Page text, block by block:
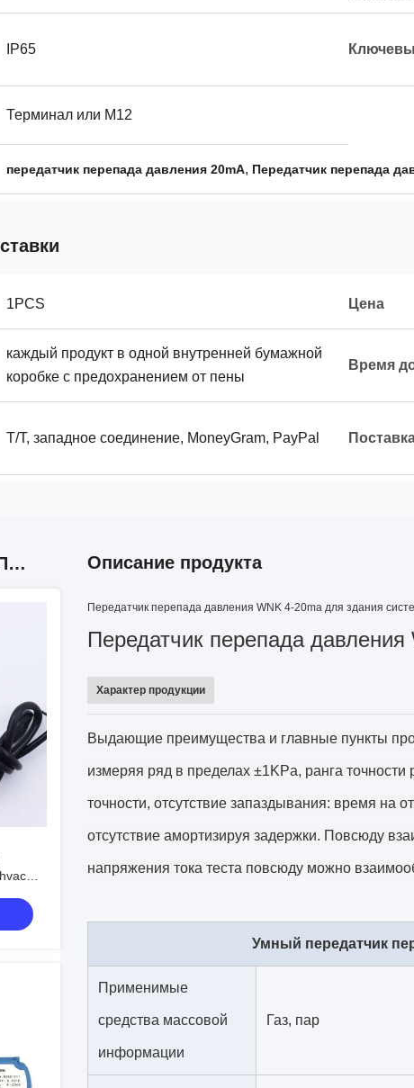
IP65
Терминал или M12
передатчик перепада давления 20mA, Передатчик перепада
1PCS Цена
каждый продукт в одной внутренней бумажной
коробке с предохранением от пены
Время
T/T, западное соединение, MoneyGram, PayPal
СОПУТСТВУЮЩИЕ ПРОДУКТЫ Описание продукта
Передатчик перепада давления WNK 4-20ma для здания
Передатчик перепада
Характер продукции
Выдающие преимущества и главные пункты
измеряя ряд в пределах ±1KPa, ранга
точности, отсутствие запаздывания: время на
отсутствие амортизируя задержки. Повсюду
напряжения тока теста повсюду можно
Умный передатчик
Применимые
средства массовой
информации
Газ, пар